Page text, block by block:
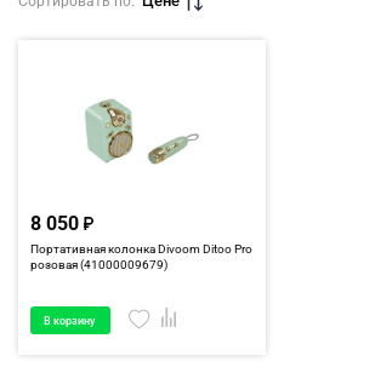
8 050
Портативная колонка Divoom Ditoo Pro
розовая (41000009679)
В корзину